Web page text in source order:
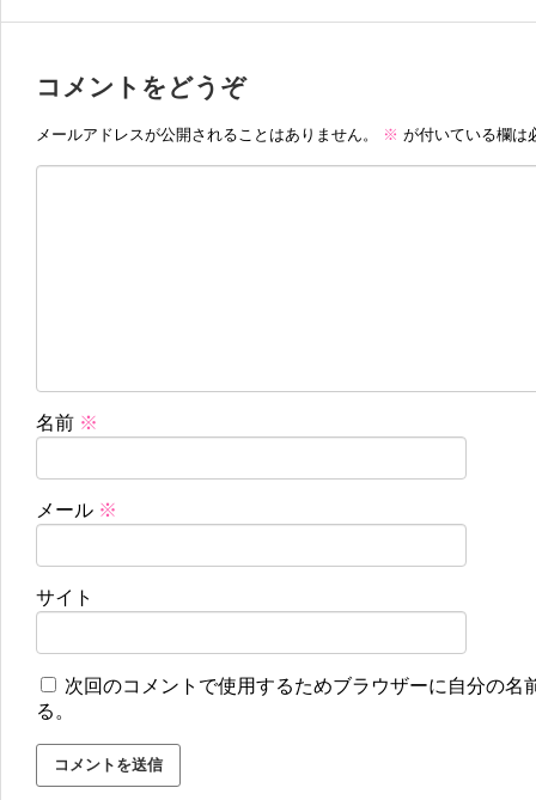
コメントをどうぞ
メールアドレスが公開されることはありません。 ※ が付いている欄は
名前 ※
メール ※
サイト
次回のコメントで使用するためブラウザーに自分の名
る。